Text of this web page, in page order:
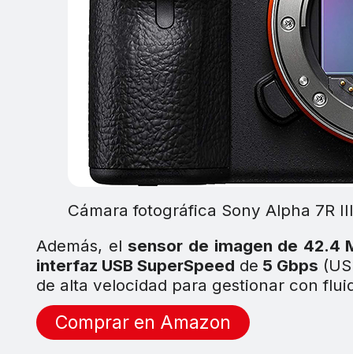
Cámara fotográfica Sony Alpha 7R
Además, el sensor de imagen de 42.4
interfaz USB SuperSpeed de 5 Gbps
de alta velocidad para gestionar con
Comprar en Amazon